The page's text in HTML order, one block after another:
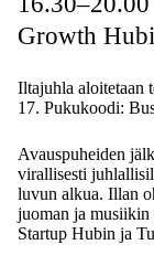
Growth
Iltajuhla aloitetaan
17. Pukukoodi:
Avauspuheiden
virallisesti
luvun alkua. Illan
juoman ja musiikin
Startup Hubin ja